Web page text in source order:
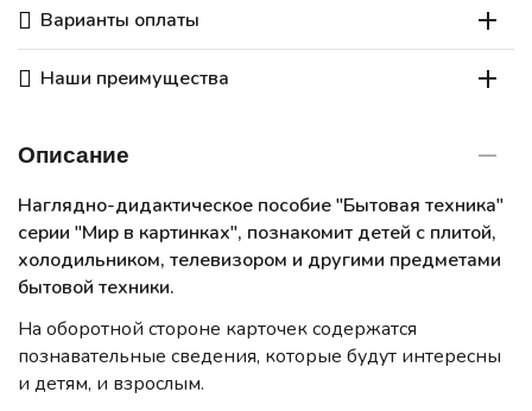
Варианты оплаты
Наши преимущества
Описание
Наглядно-дидактическое пособие "Бытовая техника"
серии "Мир в картинках", познакомит детей с плитой,
холодильником, телевизором и другими предметами
бытовой техники.
На оборотной стороне карточек содержатся
познавательные сведения, которые будут интересны
и детям, и взрослым.